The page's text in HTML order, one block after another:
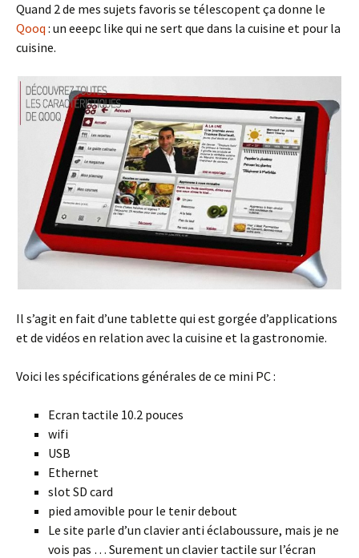
Quand 2 de mes sujets favoris se télescopent ça donne le
Qooq : un eeepc like qui ne sert que dans la cuisine et pour la
cuisine.
Il s’agit en fait d’une tablette qui est gorgée d’applications
et de vidéos en relation avec la cuisine et la gastronomie.
Voici les spécifications générales de ce mini PC :
Ecran tactile 10.2 pouces
wifi
USB
Ethernet
slot SD card
pied amovible pour le tenir debout
Le site parle d’un clavier anti éclaboussure, mais je ne
vois pas … Surement un clavier tactile sur l’écran